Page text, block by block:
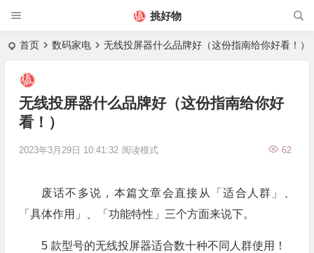
挑好物
首页 数码家电 无线投屏器什么品牌好（这份指南给你好看！）
无线投屏器什么品牌好（这份指南给你好
看！）
2023年3月29日 10:41:32 62
阅读模式
废话不多说，本篇文章会直接从「适合人群」、
「具体作用」、「功能特性」三个方面来说下。
5 款型号的无线投屏器适合数十种不同人群使用！